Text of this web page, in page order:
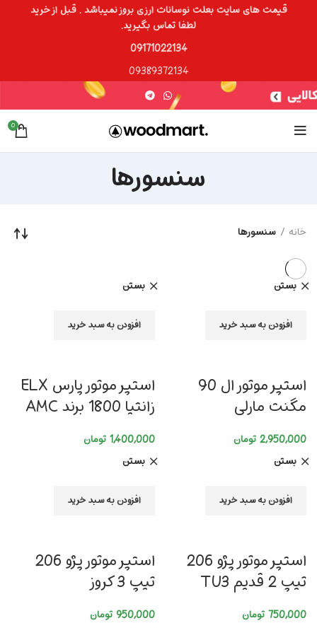
0
سنسورها
خانه سنسورها
افزودن به سبد خرید
بستن
استپر موتور ال 90
مگنت مارلی
2,950,000 تومان
افزودن به سبد خرید
بستن
استپر موتور پارس ELX
زانتیا 1800 برند AMC
1,400,000 تومان
افزودن به سبد خرید
بستن
استپر موتور پژو 206
تیپ 2 قدیم TU3
750,000 تومان
افزودن به سبد خرید
بستن
استپر موتور پژو 206
تیپ 3 کروز
950,000 تومان
قیمت های سایت بعلت نوسانات ارزی بروز نمیباشد . قبل از خرید
لطفا تماس بگیرید.
09171022134
09389372134